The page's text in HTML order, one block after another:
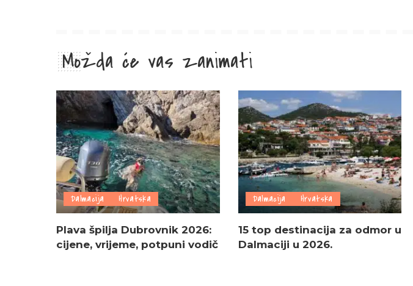
Možda će vas zanimati
Dalmacija Hrvatska
Plava špilja Dubrovnik 2026:
cijene, vrijeme, potpuni vodič
Dalmacija Hrvatska
15 top destinacija za odmor u
Dalmaciji u 2026.